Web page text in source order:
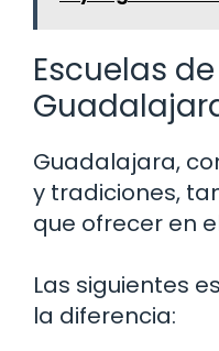
Escuelas
Guadalajara,
y tradiciones,
que ofrecer en
Las siguientes
la diferencia: